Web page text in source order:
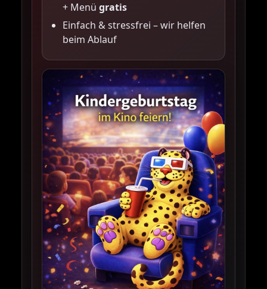
+ Menü gratis
Einfach & stressfrei – wir helfen
beim Ablauf